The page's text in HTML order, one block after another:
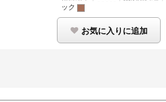
ック
お気に入りに追加